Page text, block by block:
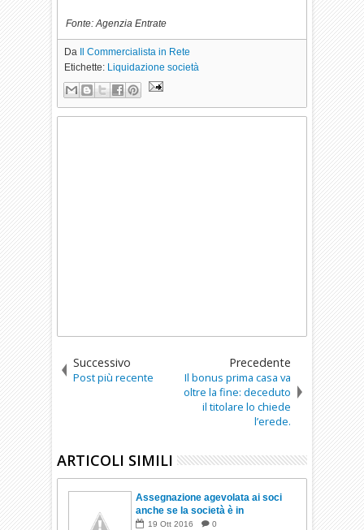
Fonte: Agenzia Entrate
Da
Il Commercialista in Rete
Etichette: Liquidazione società
Successivo
Post più recente
Precedente
Il bonus prima casa va
oltre la fine: deceduto
il titolare lo chiede
l’erede.
ARTICOLI SIMILI
Assegnazione agevolata ai soci
anche se la società è in
liquidazione
19 Ott 2016 0